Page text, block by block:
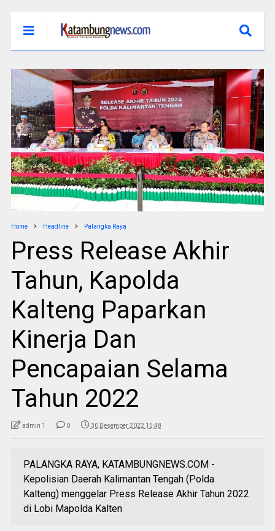
Home Headline Palangka Raya
Press Release Akhir
Tahun, Kapolda
Kalteng Paparkan
Kinerja Dan
Pencapaian Selama
Tahun 2022
admin 1 0 30 Desember 2022 15:48
PALANGKA RAYA, KATAMBUNGNEWS.COM -
Kepolisian Daerah Kalimantan Tengah (Polda
Kalteng) menggelar Press Release Akhir Tahun 2022
di Lobi Mapolda Kalten